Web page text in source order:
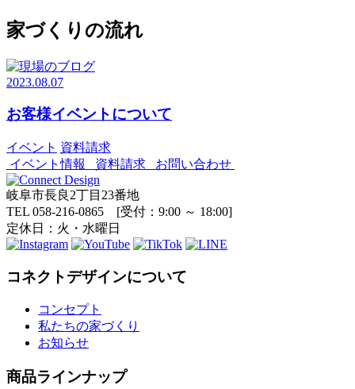
家づくりの流れ
2023.08.07
お客様イベントについて
イベント 資料請求
イベント情報
資料請求 お問い合わせ
岐阜市長良2丁目23番地
TEL 058-216-0865 [受付：9:00 ～ 18:00]
定休日：火・水曜日
コネクトデザインについて
コンセプト
私たちの家づくり
お知らせ
商品ラインナップ